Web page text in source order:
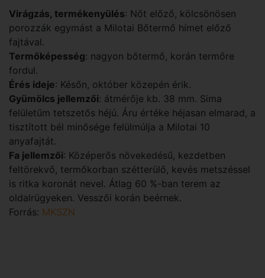
Virágzás, termékenyülés: Nőt előző, kölcsönösen
porozzák egymást a Milotai Bőtermő hímet előző
fajtával.
Termőképesség: nagyon bőtermő, korán termőre
fordul.
Érés ideje: Későn, október közepén érik.
Gyümölcs jellemzői: átmérője kb. 38 mm. Sima
felületűm tetszetős héjú. Áru értéke héjasan elmarad, a
tisztított bél minősége felülmúlja a Milotai 10
anyafajtát.
Fa jellemzői: Középerős növekedésű, kezdetben
feltörekvő, termőkorban szétterülő, kevés metszéssel
is ritka koronát nevel. Átlag 60 %-ban terem az
oldalrügyeken. Vesszői korán beérnek.
Forrás: MKSZN